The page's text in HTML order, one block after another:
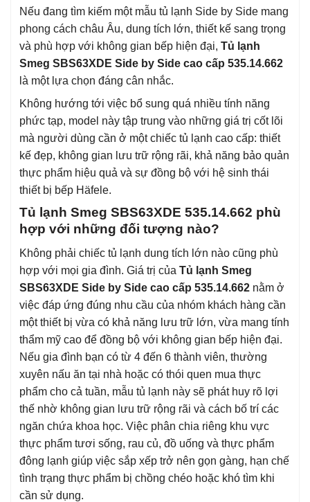
Nếu đang tìm kiếm một mẫu tủ lạnh Side by Side mang
phong cách châu Âu, dung tích lớn, thiết kế sang trọng
và phù hợp với không gian bếp hiện đại, Tủ lạnh
Smeg SBS63XDE Side by Side cao cấp 535.14.662
là một lựa chọn đáng cân nhắc.
Không hướng tới việc bổ sung quá nhiều tính năng
phức tạp, model này tập trung vào những giá trị cốt lõi
mà người dùng cần ở một chiếc tủ lạnh cao cấp: thiết
kế đẹp, không gian lưu trữ rộng rãi, khả năng bảo quản
thực phẩm hiệu quả và sự đồng bộ với hệ sinh thái
thiết bị bếp Häfele.
Tủ lạnh Smeg SBS63XDE 535.14.662 phù
hợp với những đối tượng nào?
Không phải chiếc tủ lạnh dung tích lớn nào cũng phù
hợp với mọi gia đình. Giá trị của Tủ lạnh Smeg
SBS63XDE Side by Side cao cấp 535.14.662 nằm ở
việc đáp ứng đúng nhu cầu của nhóm khách hàng cần
một thiết bị vừa có khả năng lưu trữ lớn, vừa mang tính
thẩm mỹ cao để đồng bộ với không gian bếp hiện đại.
Nếu gia đình bạn có từ 4 đến 6 thành viên, thường
xuyên nấu ăn tại nhà hoặc có thói quen mua thực
phẩm cho cả tuần, mẫu tủ lạnh này sẽ phát huy rõ lợi
thế nhờ không gian lưu trữ rộng rãi và cách bố trí các
ngăn chứa khoa học. Việc phân chia riêng khu vực
thực phẩm tươi sống, rau củ, đồ uống và thực phẩm
đông lạnh giúp việc sắp xếp trở nên gọn gàng, hạn chế
tình trạng thực phẩm bị chồng chéo hoặc khó tìm khi
cần sử dụng.